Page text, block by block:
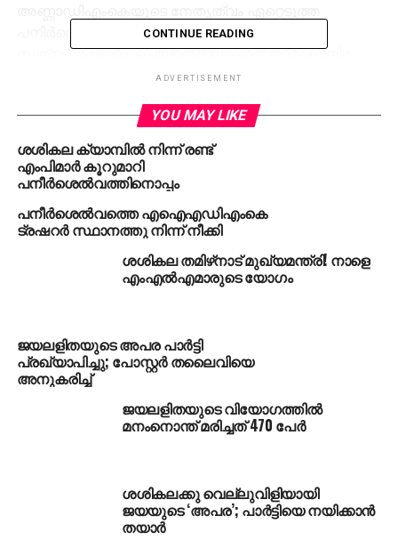
പനീര്‍ശെല്‍വം നിലവില്‍ മുഖ്യമന്ത്രിയായി
സത്യപ്രതിജ്ഞ ചെയ്‌തെങ്കിലും ഇത് താല്‍കാലിക
മാറ്റമായിരിക്കുമെന്നാണ് തമിഴകം വിലയിരുത്തുന്നത്.
രാഷ്ട്രീയ പൊതുവേദികളില്‍ അധികം
CONTINUE READING
ADVERTISEMENT
YOU MAY LIKE
ശശികല ക്യാമ്പില്‍ നിന്ന് രണ്ട്
എംപിമാര്‍ കൂറുമാറി
പനീര്‍ശെല്‍വത്തിനൊപ്പം
പനീര്‍ശെല്‍വത്തെ എഐഎഡിഎംകെ
ട്രഷറര്‍ സ്ഥാനത്തു നിന്ന് നീക്കി
ശശികല തമിഴ്‌നാട് മുഖ്യമന്ത്രി! നാളെ
എംഎല്‍എമാരുടെ യോഗം
ജയലളിതയുടെ അപര പാര്‍ട്ടി
പ്രഖ്യാപിച്ചു; പോസ്റ്റര്‍ തലൈവിയെ
അനുകരിച്ച്
ജയലളിതയുടെ വിയോഗത്തില്‍
മനംനൊന്ത് മരിച്ചത് 470 പേര്‍
ശശികലക്കു വെല്ലുവിളിയായി
ജയയുടെ ‘അപര’; പാര്‍ട്ടിയെ നയിക്കാന്‍
തയാര്‍